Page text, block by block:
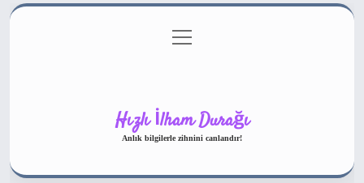
Gizlilik Politikası
menüyü
aç
Hızlı İlham Durağı
Anlık bilgilerle zihnini canlandır!